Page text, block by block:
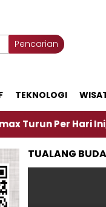
Pencarian
TEKNOLOGI
Hari Ini, Segini
TUALANG